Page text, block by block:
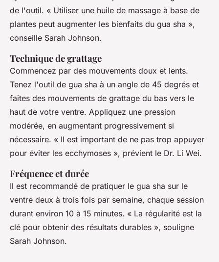
de l'outil. « Utiliser une huile de massage à base de
plantes peut augmenter les bienfaits du gua sha »,
conseille Sarah Johnson.
Technique de grattage
Commencez par des mouvements doux et lents.
Tenez l'outil de gua sha à un angle de 45 degrés et
faites des mouvements de grattage du bas vers le
haut de votre ventre. Appliquez une pression
modérée, en augmentant progressivement si
nécessaire. « Il est important de ne pas trop appuyer
pour éviter les ecchymoses », prévient le Dr. Li Wei.
Fréquence et durée
Il est recommandé de pratiquer le gua sha sur le
ventre deux à trois fois par semaine, chaque session
durant environ 10 à 15 minutes. « La régularité est la
clé pour obtenir des résultats durables », souligne
Sarah Johnson.